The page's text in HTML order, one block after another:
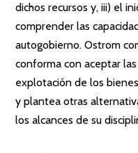
dichos recursos y, iii) el
comprender las
autogobierno. Ostrom
conforma con aceptar
explotación de los
y plantea otras
los alcances de su